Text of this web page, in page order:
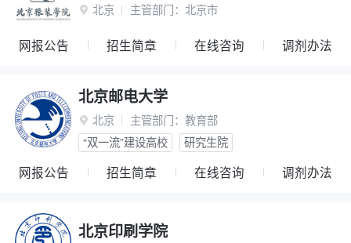
 北京 主管部门： 北京市
网报公告 招生简章 在线咨询 调剂办法
北京邮电大学
 北京 主管部门： 教育部
“双一流”建设高校
研究生院
网报公告 招生简章 在线咨询 调剂办法
北京印刷学院